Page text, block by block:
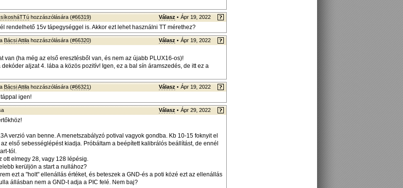
hozzászólására (#66319) Válasz • Ápr 19, 2022
rendelhető 15v tápegységgel is. Akkor ezt lehet használni TT mérethez?
Bácsi Attila hozzászólására (#66320) Válasz • Ápr 19, 2022
van (ha még az első eresztésből van, és nem az újabb PLUX16-os)!
aljzat 4. lába a közös pozitív! Igen, ez a bal sín áramszedés, de itt ez a
Bácsi Attila hozzászólására (#66321) Válasz • Ápr 19, 2022
igen!
Válasz • Ápr 29, 2022
verzió van benne. A menetszabályzó potival vagyok gondba. Kb 10-15 foknyit el
első sebességlépést kiadja. Próbáltam a beépített kalibrálós beállítást, de ennél
tól.
ott elmegy 28, vagy 128 lépésig.
kerüljön a start a nullához?
ezt a "holt" ellenállás értéket, és beteszek a GND-és a poti közé ezt az ellenállás
állásban nem a GND-t adja a PIC felé. Nem baj?